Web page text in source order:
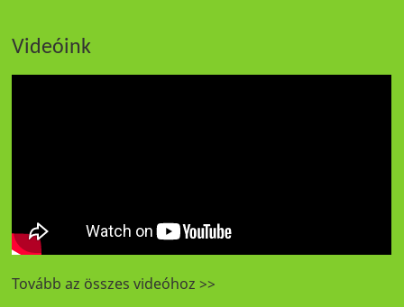
Videóink
Tovább az összes videóhoz >>